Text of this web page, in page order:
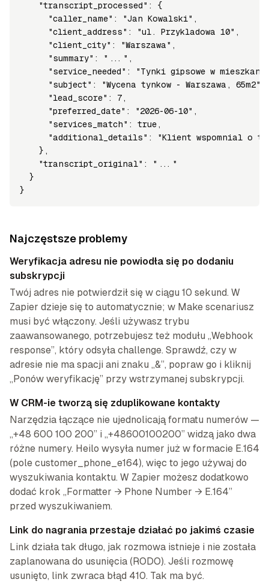
    "transcript_processed": {
      "caller_name": "Jan Kowalski",
      "client_address": "ul. Przykladowa 10",
      "client_city": "Warszawa",
      "summary": "...",
"service_needed": "Tynki gipsowe w
      "subject": "Wycena tynkow - Warszawa, 65m2",
      "lead_score": 7,
      "preferred_date": "2026-06-10",
      "services_match": true,
"additional_details": "Klient wspomnial o
    },
    "transcript_original": "..."
  }
}
Najczęstsze problemy
Weryfikacja adresu nie powiodła się po dodaniu
subskrypcji
Twój adres nie potwierdził się w ciągu 10 sekund. W
Zapier dzieje się to automatycznie; w Make scenariusz
musi być włączony. Jeśli używasz trybu
zaawansowanego, potrzebujesz też modułu „Webhook
response”, który odsyła challenge. Sprawdź, czy w
adresie nie ma spacji ani znaku „&”, popraw go i kliknij
„Ponów weryfikację” przy wstrzymanej subskrypcji.
W CRM-ie tworzą się zduplikowane kontakty
Narzędzia łączące nie ujednolicają formatu numerów —
„+48 600 100 200” i „+48600100200” widzą jako dwa
różne numery. Heilo wysyła numer już w formacie E.164
(pole customer_phone_e164), więc to jego używaj do
wyszukiwania kontaktu. W Zapier możesz dodatkowo
dodać krok „Formatter → Phone Number → E.164”
przed wyszukiwaniem.
Link do nagrania przestaje działać po jakimś czasie
Link działa tak długo, jak rozmowa istnieje i nie została
zaplanowana do usunięcia (RODO). Jeśli rozmowę
usunięto, link zwraca błąd 410. Tak ma być.